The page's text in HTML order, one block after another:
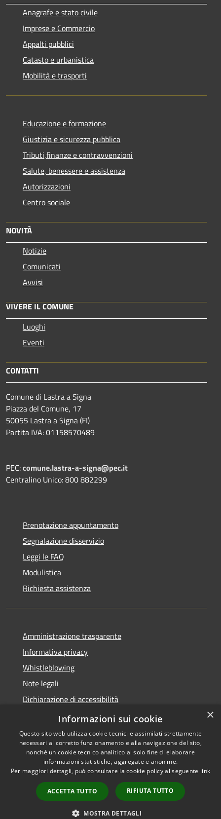
Anagrafe e stato civile
Imprese e Commercio
Appalti pubblici
Catasto e urbanistica
Mobilità e trasporti
Educazione e formazione
Giustizia e sicurezza pubblica
Tributi,finanze e contravvenzioni
Salute, benessere e assistenza
Autorizzazioni
Centro sociale
NOVITÀ
Notizie
Comunicati
Avvisi
VIVERE IL COMUNE
Luoghi
Eventi
CONTATTI
Comune di Lastra a Signa
Piazza del Comune, 17
50055 Lastra a Signa (FI)
Partita IVA: 01158570489
PEC:comune.lastra-a-signa@pec.it
Centralino Unico: 800 882299
Prenotazione appuntamento
Segnalazione disservizio
Leggi le FAQ
Modulistica
Richiesta assistenza
Amministrazione trasparente
Informativa privacy
Whistleblowing
Note legali
Dichiarazione di accessibilità
Piano di miglioramento
Accessibilità
Copyright © 2026 • Comune di
Lastra a Signa • Powered by
Municipium•
Accesso
redazione
×
Informazioni sui cookie
Questo sito web utilizza cookie tecnici e assimilati strettamente
necessari al corretto funzionamento e alla navigazione del sito,
nonché un cookie tecnico analitico al solo fine di elaborare
informazioni statistiche, aggregate e anonime.
Per maggiori dettagli, può consultare la cookie policy al seguente link
ACCETTA TUTTO RIFIUTA TUTTO
MOSTRA DETTAGLI